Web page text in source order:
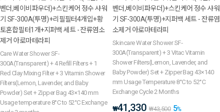
벤더,베이비파우더)+스킨케어 정수 샤워
기 SF-300A(투명)+리필필터4개입+황
토혼합필터1개+지퍼백 세트 - 잔류염소
제거 아로마테라피
Care Water Shower SF-
300A(Transparent) + 4 Refill Filters + 1
Red Clay Mixing Filter + 3 Vitamin Shower
Filters(Lemon, Lavender, and Baby
Powder) Set + Zipper Bag 43×140 mm
Usage temperature 8°C to 52°C Exchange
벤더,베이비파우더)+스킨케어 정수 샤워
기 SF-300A(투명)+지퍼백 세트 - 잔류염
소제거 아로마테라피
Skincare Water Shower SF-
300A(Transparent) + 3 Vitac Vitamin
Shower Filters(Lemon, Lavender, and
Baby Powder) Set + Zipper Bag 43×140
mm Usage Temperature 8°C to 52°C
Exchange Cycle 2 Months
₩41,330 ₩43,500 5%